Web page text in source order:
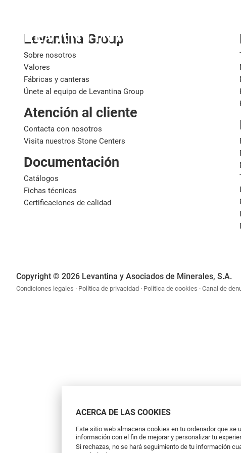
ACERCA DE LAS COOKIES
Este sitio web almacena cookies en tu ordenador que
información con el fin de mejorar y personalizar tu
Si rechazas, no se hará seguimiento de tu información
Levantina Group
Sobre nosotros
Valores
Fábricas y canteras
Únete al equipo de Levantina Group
Atención al cliente
Contacta con nosotros
Visita nuestros Stone Centers
Documentación
Catálogos
Fichas técnicas
Certificaciones de calidad
Copyright © 2026 Levantina y Asociados de Minerales, S.A.
Condiciones legales Política de privacidad Política de cookies Canal de